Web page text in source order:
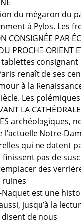
du mégaron du
à Pylos. Les
CONSIGNÉE PAR
DU PROCHE-
renaît de ses
à la
Les
LA
l’actuelle Notre-
qui ne datent
finissent pas de
des
ruines
est une
jusqu’à la
de nous